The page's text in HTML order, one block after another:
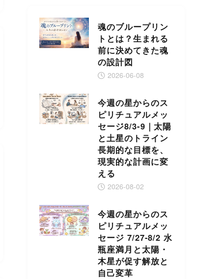
魂のブループリン
トとは？生まれる
前に決めてきた魂
の設計図
2026-06-08
今週の星からのス
ピリチュアルメッ
セージ8/3-9｜太陽
と土星のトライン
長期的な目標を、
現実的な計画に変
える
2026-08-02
今週の星からのス
ピリチュアルメッ
セージ 7/27-8/2 水
瓶座満月と太陽・
木星が促す解放と
自己変革